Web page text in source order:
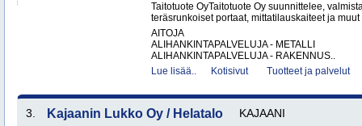
Taitotuote OyTaitotuote Oy suunnittelee,
teräsrunkoiset portaat, mittatilauskaiteet ja muut
AITOJA
ALIHANKINTAPALVELUJA - METALLI
ALIHANKINTAPALVELUJA - RAKENNUS..
Lue lisää..
Kotisivut Tuotteet ja palvelut
3. Kajaanin Lukko Oy / Helatalo KAJAANI